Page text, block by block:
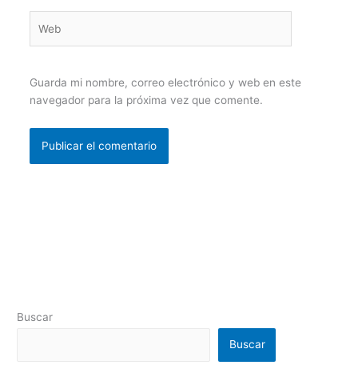
Guarda mi nombre, correo electrónico y web en este
navegador para la próxima vez que comente.
Buscar
Buscar